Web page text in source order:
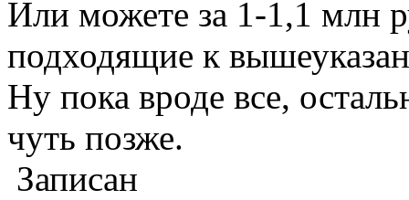
Или можете за 1-1,1 млн
подходящие к
Ну пока вроде все,
чуть позже.
Записан